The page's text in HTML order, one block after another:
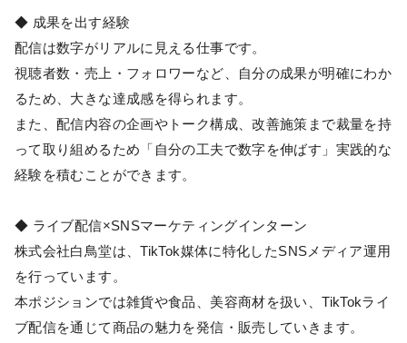
◆ 成果を出す経験
配信は数字がリアルに見える仕事です。
視聴者数・売上・フォロワーなど、自分の成果が明確にわか
るため、大きな達成感を得られます。
また、配信内容の企画やトーク構成、改善施策まで裁量を持
って取り組めるため「自分の工夫で数字を伸ばす」実践的な
経験を積むことができます。
◆ ライブ配信×SNSマーケティングインターン
株式会社白鳥堂は、TikTok媒体に特化したSNSメディア運用
を行っています。
本ポジションでは雑貨や食品、美容商材を扱い、TikTokライ
ブ配信を通じて商品の魅力を発信・販売していきます。